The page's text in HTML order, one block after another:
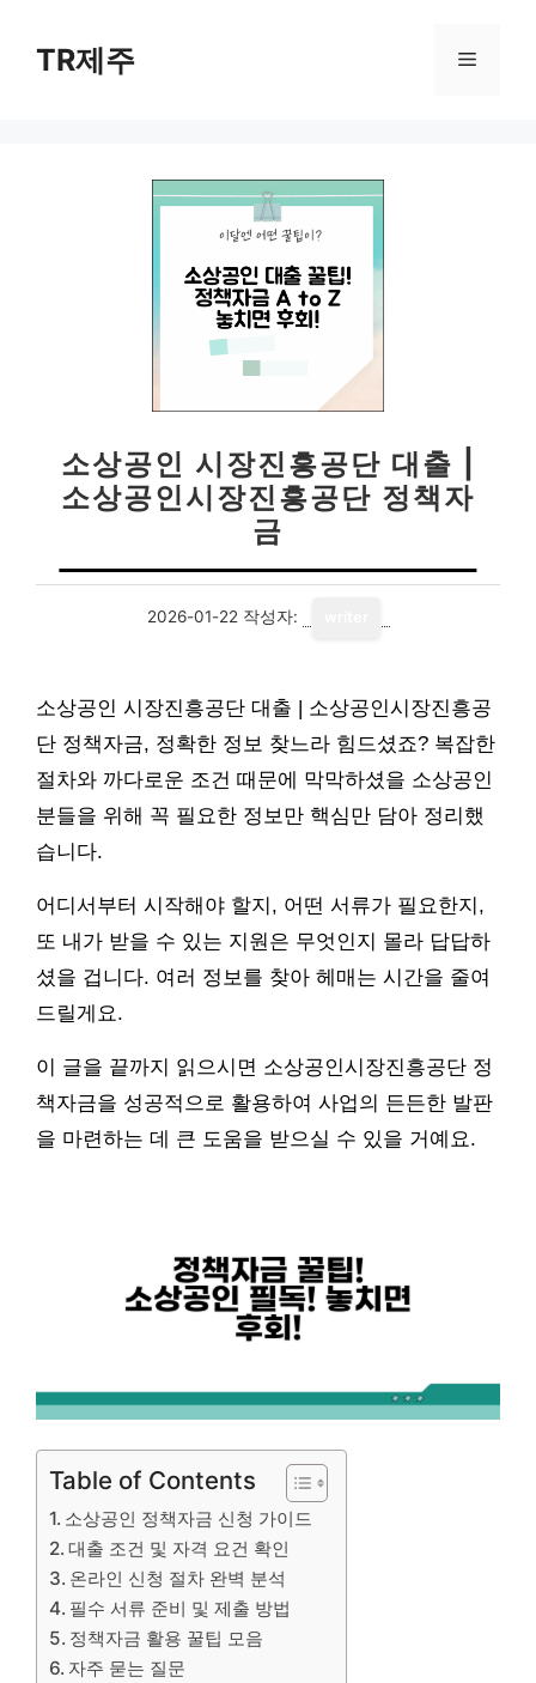
TR제주 메
소상공인 시장진흥공단 대출 |
소상공인시장진흥공단 정책자
금
2026-01-22 작성자:
소상공인 시장진흥공단 대출 | 소상공인시장진흥공
단 정책자금, 정확한 정보 찾느라 힘드셨죠? 복잡한
절차와 까다로운 조건 때문에 막막하셨을 소상공인
분들을 위해 꼭 필요한 정보만 핵심만 담아 정리했
습니다.
어디서부터 시작해야 할지, 어떤 서류가 필요한지,
또 내가 받을 수 있는 지원은 무엇인지 몰라 답답하
셨을 겁니다. 여러 정보를 찾아 헤매는 시간을 줄여
드릴게요.
이 글을 끝까지 읽으시면 소상공인시장진흥공단 정
책자금을 성공적으로 활용하여 사업의 든든한 발판
을 마련하는 데 큰 도움을 받으실 수 있을 거예요.
Table of Contents
소상공인 정책자금 신청 가이드
대출 조건 및 자격 요건 확인
온라인 신청 절차 완벽 분석
필수 서류 준비 및 제출 방법
정책자금 활용 꿀팁 모음
자주 묻는 질문